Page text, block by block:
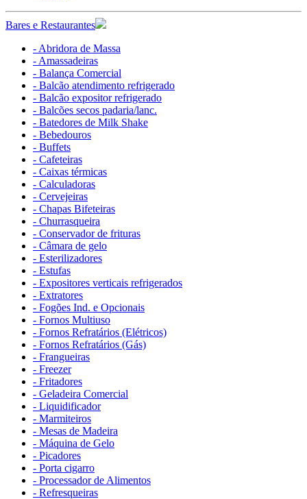
Bares e Restaurantes
- Abridora de Massa
- Amassadeiras
- Balança Comercial
- Balcão atendimento refrigerado
- Balcão expositor refrigerado
- Balcões secos padaria/lanc.
- Batedores de Milk Shake
- Bebedouros
- Buffets
- Cafeteiras
- Caixas térmicas
- Calculadoras
- Cervejeiras
- Chapas Bifeteiras
- Churrasqueira
- Conservador de frituras
- Câmara de gelo
- Esterilizadores
- Estufas
- Expositores verticais refrigerados
- Extratores
- Fogões Ind. e Opcionais
- Fornos Multiuso
- Fornos Refratários (Elétricos)
- Fornos Refratários (Gás)
- Frangueiras
- Freezer
- Fritadores
- Geladeira Comercial
- Liquidificador
- Marmiteiros
- Mesas de Madeira
- Máquina de Gelo
- Picadores
- Porta cigarro
- Processador de Alimentos
- Refresqueiras